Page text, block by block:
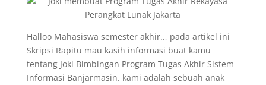
Halloo Mahasiswa semester akhir.., pada artikel ini
Skripsi Rapitu mau kasih informasi buat kamu
tentang Joki Bimbingan Program Tugas Akhir Sistem
Informasi Banjarmasin. kami adalah sebuah anak